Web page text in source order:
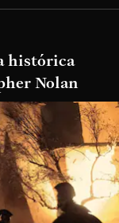
histórica
Nolan